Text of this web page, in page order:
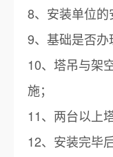
8、安装单位的
9、基础是否办
10、塔吊与架
施；
11、两台以上
12、安装完毕